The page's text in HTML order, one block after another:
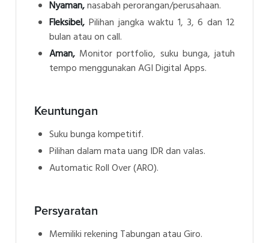
Nyaman,nasabah perorangan/perusahaan.
Fleksibel, Pilihan jangka waktu 1, 3, 6 dan 12
bulan atau on call.
Aman, Monitor portfolio, suku bunga, jatuh
tempo menggunakan AGI Digital Apps.
Keuntungan
Suku bunga kompetitif.
Pilihan dalam mata uang IDR dan valas.
Automatic Roll Over (ARO).
Persyaratan
Memiliki rekening Tabungan atau Giro.